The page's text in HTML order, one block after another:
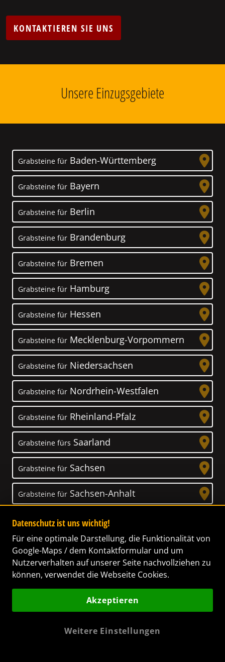
KONTAKTIEREN SIE UNS
Unsere Einzugsgebiete
Grabsteine für Baden-Württemberg
Grabsteine für Bayern
Grabsteine für Berlin
Grabsteine für Brandenburg
Grabsteine für Bremen
Grabsteine für Hamburg
Grabsteine für Hessen
Grabsteine für Mecklenburg-Vorpommern
Grabsteine für Niedersachsen
Grabsteine für Nordrhein-Westfalen
Grabsteine für Rheinland-Pfalz
Grabsteine fürs Saarland
Grabsteine für Sachsen
Grabsteine für Sachsen-Anhalt
Grabsteine für Schleswig-Holstein
Grabsteine fürThüringen
Unser Anspruch
Das Leben ist ein Geschenk! – Nun haben wir
Datenschutz ist uns wichtig!
Für eine optimale Darstellung, die Funktionalität von
Google-Maps / dem Kontaktformular und um
Nutzerverhalten auf unserer Seite nachvollziehen zu
können, verwendet die Webseite Cookies.
Akzeptieren
Weitere Einstellungen